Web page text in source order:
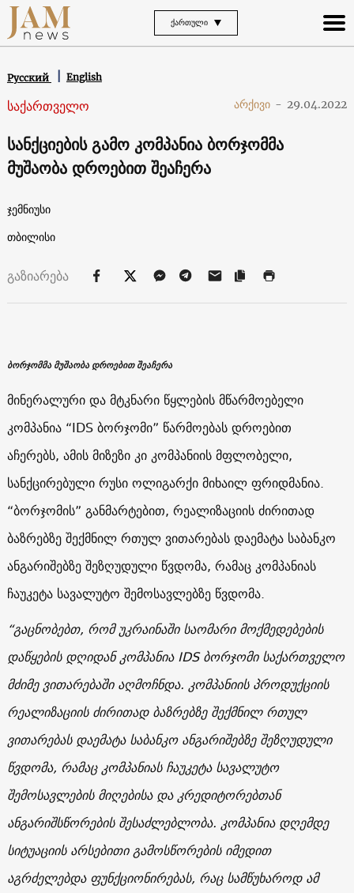
ᲥᲐᲠᲗᲣᲚᲘ
Русский English
საქართველო არქივი - 29.04.2022
სანქციების გამო კომპანია ბორჯომმა
მუშაობა დროებით შეაჩერა
ჯემნიუსი
თბილისი
გაზიარება
ბორჯომმა მუშაობა დროებით შეაჩერა
მინერალური და მტკნარი წყლების მწარმოებელი
კომპანია “IDS ბორჯომი” წარმოებას დროებით
აჩერებს, ამის მიზეზი კი კომპანიის მფლობელი,
სანქცირებული რუსი ოლიგარქი მიხაილ ფრიდმანია.
“ბორჯომის” განმარტებით, რეალიზაციის ძირითად
ბაზრებზე შექმნილ რთულ ვითარებას დაემატა საბანკო
ანგარიშებზე შეზღუდული წვდომა, რამაც კომპანიას
ჩაუკეტა სავალუტო შემოსავლებზე წვდომა.
“გაცნობებთ, რომ უკრაინაში საომარი მოქმედებების
დაწყების დღიდან კომპანია IDS ბორჯომი საქართველო
მძიმე ვითარებაში აღმოჩნდა. კომპანიის პროდუქციის
რეალიზაციის ძირითად ბაზრებზე შექმნილ რთულ
ვითარებას დაემატა საბანკო ანგარიშებზე შეზღუდული
წვდომა, რამაც კომპანიას ჩაუკეტა სავალუტო
შემოსავლების მიღებისა და კრედიტორებთან
ანგარიშსწორების შესაძლებლობა. კომპანია დღემდე
სიტუაციის არსებითი გამოსწორების იმედით
აგრძელებდა ფუნქციონირებას, რაც სამწუხაროდ ამ